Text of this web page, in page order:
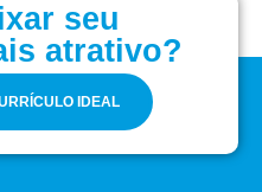
seu
atrativo?
IDEAL